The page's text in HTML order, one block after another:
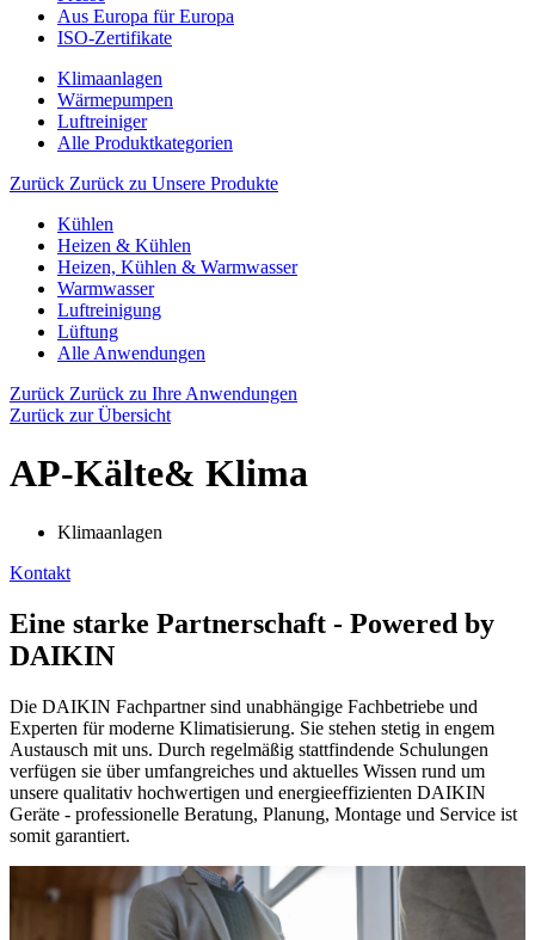
Aus Europa für Europa
ISO-Zertifikate
Klimaanlagen
Wärmepumpen
Luftreiniger
Alle Produktkategorien
Zurück Zurück zu Unsere Produkte
Kühlen
Heizen & Kühlen
Heizen, Kühlen & Warmwasser
Warmwasser
Luftreinigung
Lüftung
Alle Anwendungen
Zurück Zurück zu Ihre Anwendungen
Zurück zur Übersicht
AP-Kälte& Klima
Klimaanlagen
Kontakt
Eine starke Partnerschaft - Powered by
DAIKIN
Die DAIKIN Fachpartner sind unabhängige Fachbetriebe und
Experten für moderne Klimatisierung. Sie stehen stetig in engem
Austausch mit uns. Durch regelmäßig stattfindende Schulungen
verfügen sie über umfangreiches und aktuelles Wissen rund um
unsere qualitativ hochwertigen und energieeffizienten DAIKIN
Geräte - professionelle Beratung, Planung, Montage und Service ist
somit garantiert.